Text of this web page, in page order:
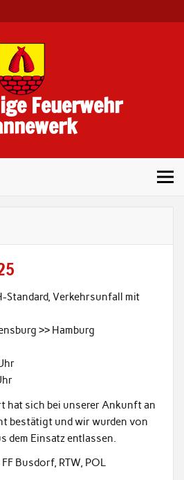
Feuerwehr
Verkehrsunfall mit
>> Hamburg
hat sich bei unserer Ankunft an
bestätigt und wir wurden von
dem Einsatz entlassen.
Busdorf, RTW, POL